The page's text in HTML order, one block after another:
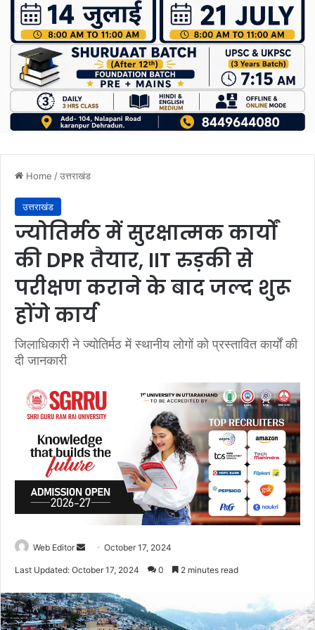
Home /उत्तराखंड
उत्तराखंड
ज्योतिर्मठ में सुरक्षात्मक कार्यों
की DPR तैयार, IIT रुड़की से
परीक्षण कराने के बाद जल्द शुरू
होंगे कार्य
जिलाधिकारी ने ज्योतिर्मठ में स्थानीय लोगों को प्रस्तावित कार्यों की
दी जानकारी
Web Editor
d
a
October 17, 2024
Last Updated: October 17, 2024 0 2 minutes read